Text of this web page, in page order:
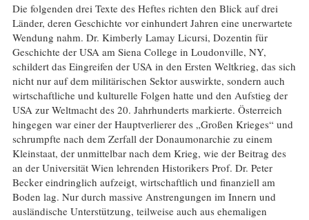
Die folgenden drei Texte des Heftes richten den Blick auf drei
Länder, deren Geschichte vor einhundert Jahren eine unerwartete
Wendung nahm. Dr. Kimberly Lamay Licursi, Dozentin für
Geschichte der USA am Siena College in Loudonville, NY,
schildert das Eingreifen der USA in den Ersten Weltkrieg, das sich
nicht nur auf dem militärischen Sektor auswirkte, sondern auch
wirtschaftliche und kulturelle Folgen hatte und den Aufstieg der
USA zur Weltmacht des 20. Jahrhunderts markierte. Österreich
hingegen war einer der Hauptverlierer des „Großen Krieges“ und
schrumpfte nach dem Zerfall der Donaumonarchie zu einem
Kleinstaat, der unmittelbar nach dem Krieg, wie der Beitrag des
an der Universität Wien lehrenden Historikers Prof. Dr. Peter
Becker eindringlich aufzeigt, wirtschaftlich und finanziell am
Boden lag. Nur durch massive Anstrengungen im Innern und
ausländische Unterstützung, teilweise auch aus ehemaligen